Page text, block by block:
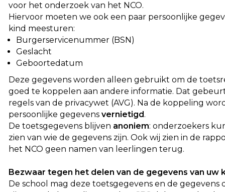
voor het onderzoek van het NCO.
Hiervoor moeten we ook een paar persoonlijke
kind meesturen:
Burgerservicenummer (BSN)
Geslacht
Geboortedatum
Deze gegevens worden alleen gebruikt om de
goed te koppelen aan andere informatie. Dat
regels van de privacywet (AVG). Na de koppeling
persoonlijke gegevens vernietigd .
De toetsgegevens blijven anoniem: onderzoekers
zien van wie de gegevens zijn. Ook wij zien in de
het NCO geen namen van leerlingen terug.
Bezwaar tegen het delen van de gegevens van uw
De school mag deze toetsgegevens en de gegevens